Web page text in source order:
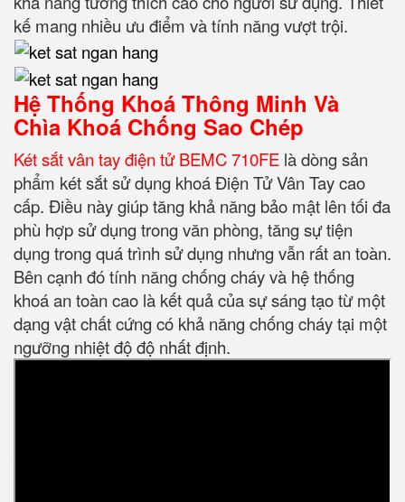
kế mang nhiều ưu điểm và tính năng vượt trội.
Hệ Thống Khoá Thông Minh Và
Chìa Khoá Chống Sao Chép
Két sắt vân tay điện tử BEMC 710FE là dòng sản
phẩm két sắt sử dụng khoá Điện Tử Vân Tay cao
cấp. Điều này giúp tăng khả năng bảo mật lên tối đa
phù hợp sử dụng trong văn phòng, tăng sự tiện
dụng trong quá trình sử dụng nhưng vẫn rất an toàn.
Bên cạnh đó tính năng chống cháy và hệ thống
khoá an toàn cao là kết quả của sự sáng tạo từ một
dạng vật chất cứng có khả năng chống cháy tại một
ngưỡng nhiệt độ độ nhất định.